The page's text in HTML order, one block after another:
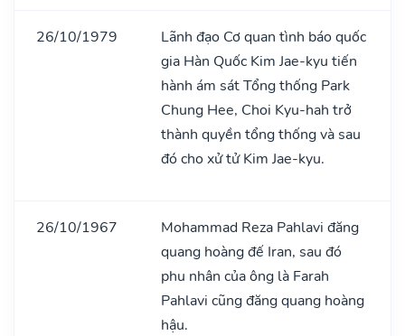
26/10/1979
Lãnh đạo Cơ quan tình báo quốc
gia Hàn Quốc Kim Jae-kyu tiến
hành ám sát Tổng thống Park
Chung Hee, Choi Kyu-hah trở
thành quyền tổng thống và sau
đó cho xử tử Kim Jae-kyu.
26/10/1967
Mohammad Reza Pahlavi đăng
quang hoàng đế Iran, sau đó
phu nhân của ông là Farah
Pahlavi cũng đăng quang hoàng
hậu.